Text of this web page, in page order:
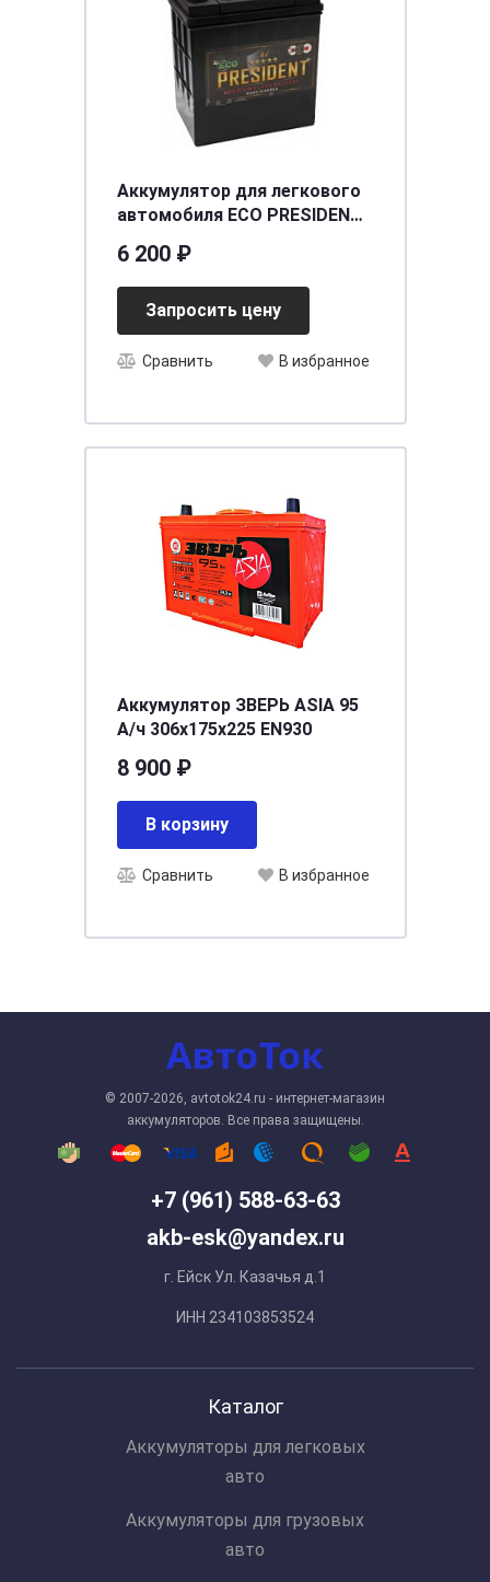
Аккумулятор для легкового
автомобиля ECO PRESIDENT
6 200 ₽
Запросить цену
Сравнить В избранное
Аккумулятор ЗВЕРЬ ASIA 95
А/ч 306x175x225 EN930
8 900 ₽
В корзину
Сравнить В избранное
+7 (961) 588-63-63
akb-esk@yandex.ru
г. Ейск Ул. Казачья д.1
ИНН 234103853524
© 2007-2026, avtotok24.ru - интернет-магазин
аккумуляторов. Все права защищены.
Каталог
Аккумуляторы для легковых
авто
Аккумуляторы для грузовых
авто